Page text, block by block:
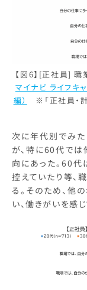
【図6】[正社員] 職
マイナビ ライフキ
編）
※「正社員・
次に年代別でみた
が、特に60代で
向にあった。60
控えていたり等、
る。そのため、他
い、働きがいを感